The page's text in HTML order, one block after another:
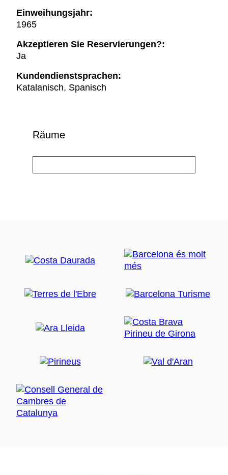
Einweihungsjahr:
1965
Akzeptieren Sie Reservierungen?:
Ja
Kundendienstsprachen:
Katalanisch, Spanisch
Räume